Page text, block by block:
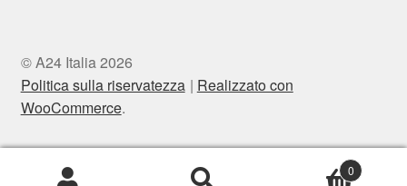
© A24 Italia 2026
Politica sulla riservatezza
Realizzato con
WooCommerce.
0